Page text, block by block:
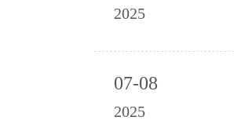
2025
07-08
2025